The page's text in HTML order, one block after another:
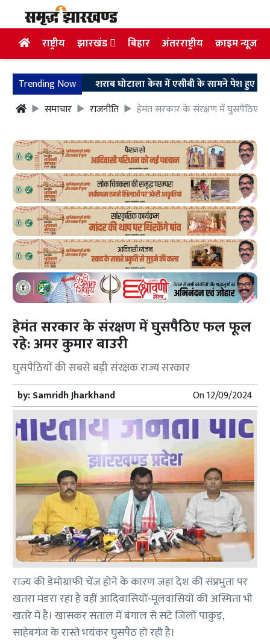
राष्ट्रीय झारखंड बिहार अंतरराष्ट्रीय क्राइम न्यूज
Trending Nowशराब घोटाला केस में एसीबी के सामने पेश हुए अरुण सिंह,
समाचार
राजनीति हेमंत सरकार के संरक्षण में घुसपैठिए
हेमंत सरकार के संरक्षण में घुसपैठिए फल फूल
रहे: अमर कुमार बाउरी
घुसपैठियों की सबसे बड़ी संरक्षक राज्य सरकार
by:Samridh Jharkhand On12/09/2024
राज्य की डेमोग्राफी चेंज होने के कारण जहां देश की संप्रभुता पर
खतरा मंडरा रहा है वहीं आदिवासियों-मूलवासियों की अस्मिता भी
खतरे में है। खासकर संताल में बंगाल से सटे जिलों पाकुड़,
साहेबगंज के रास्ते भयंकर घुसपैठ हो रही है।